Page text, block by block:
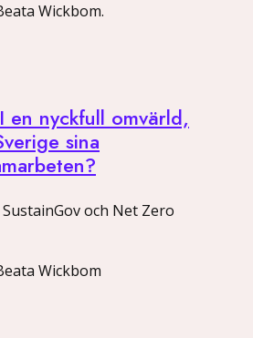
Wickbom.
I en nyckfull omvärld,
sina
SustainGov och Net Zero
Wickbom